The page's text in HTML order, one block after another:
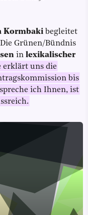
Kormbaki begleitet
Grünen/Bündnis
in lexikalischer
erklärt uns die
bis
ich Ihnen, ist